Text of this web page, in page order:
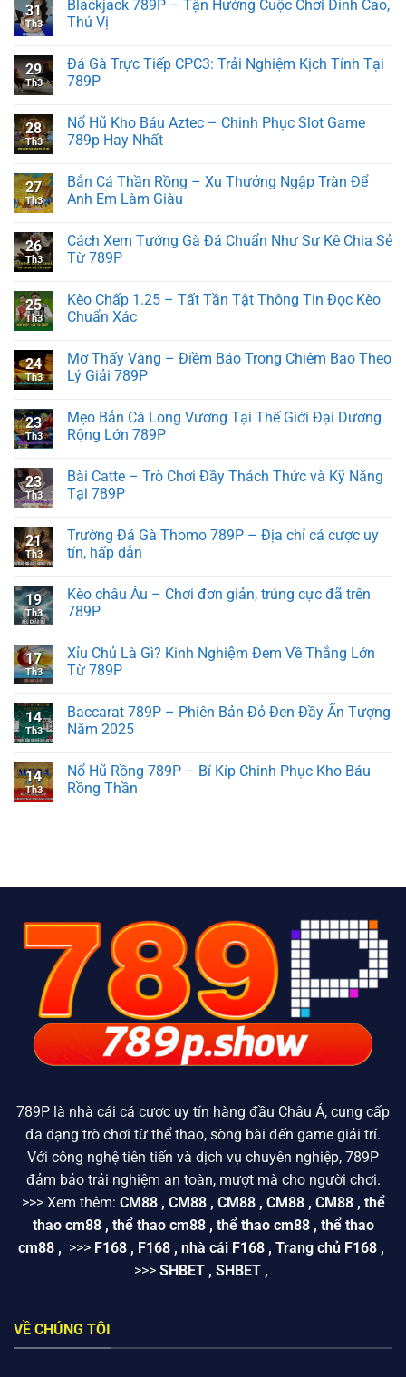
31
Th3
Blackjack 789P – Tận Hưởng Cuộc Chơi Đỉnh Cao,
Thú Vị
29
Th3
Đá Gà Trực Tiếp CPC3: Trải Nghiệm Kịch Tính Tại
789P
28
Th3
Nổ Hũ Kho Báu Aztec – Chinh Phục Slot Game
789p Hay Nhất
27
Th3
Bắn Cá Thần Rồng – Xu Thưởng Ngập Tràn Để
Anh Em Làm Giàu
26
Th3
Cách Xem Tướng Gà Đá Chuẩn Như Sư Kê Chia Sẻ
Từ 789P
25
Th3
Kèo Chấp 1.25 – Tất Tần Tật Thông Tin Đọc Kèo
Chuẩn Xác
24
Th3
Mơ Thấy Vàng – Điềm Báo Trong Chiêm Bao Theo
Lý Giải 789P
23
Th3
Mẹo Bắn Cá Long Vương Tại Thế Giới Đại Dương
Rộng Lớn 789P
23
Th3
Bài Catte – Trò Chơi Đầy Thách Thức và Kỹ Năng
Tại 789P
21
Th3
Trường Đá Gà Thomo 789P – Địa chỉ cá cược uy
tín, hấp dẫn
19
Th3
Kèo châu Âu – Chơi đơn giản, trúng cực đã trên
789P
17
Th3
Xỉu Chủ Là Gì? Kinh Nghiệm Đem Về Thắng Lớn
Từ 789P
14
Th3
Baccarat 789P – Phiên Bản Đỏ Đen Đầy Ấn Tượng
Năm 2025
14
Th3
Nổ Hũ Rồng 789P – Bí Kíp Chinh Phục Kho Báu
Rồng Thần
789P là nhà cái cá cược uy tín hàng đầu Châu Á, cung cấp
đa dạng trò chơi từ thể thao, sòng bài đến game giải trí.
Với công nghệ tiên tiến và dịch vụ chuyên nghiệp, 789P
đảm bảo trải nghiệm an toàn, mượt mà cho người chơi.
>>> Xem thêm: CM88, CM88, CM88, CM88, CM88, thể
thao cm88, thể thao cm88, thể thao cm88, thể thao
cm88 , >>> F168 , F168 , nhà cái F168 , Trang chủ F168 ,
>>> SHBET , SHBET ,
VỀ CHÚNG TÔI